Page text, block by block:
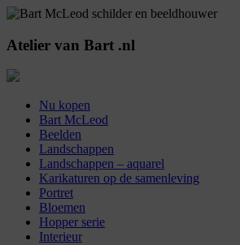
Atelier van Bart .nl
Nu kopen
Bart McLeod
Beelden
Landschappen
Landschappen – aquarel
Karikaturen op de samenleving
Portret
Bloemen
Hopper serie
Interieur